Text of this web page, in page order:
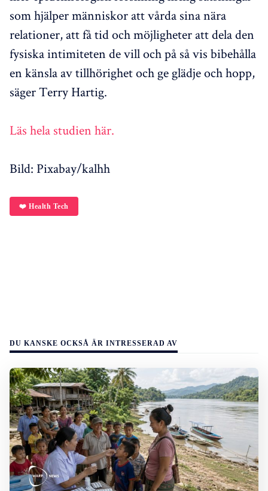
som hjälper människor att vårda sina nära
relationer, att få tid och möjligheter att dela den
fysiska intimiteten de vill och på så vis bibehålla
en känsla av tillhörighet och ge glädje och hopp,
säger Terry Hartig.
Läs hela studien här.
Bild: Pixabay/kalhh
❤️ Health Tech
DU KANSKE OCKSÅ ÄR INTRESSERAD AV